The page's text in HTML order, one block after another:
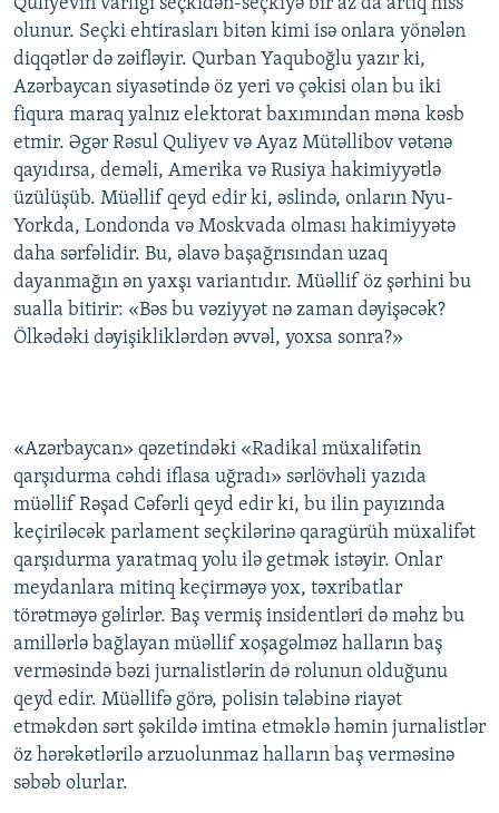
olunur. Seçki ehtirasları bitən kimi isə onlara yönələn
diqqətlər də zəifləyir. Qurban Yaquboğlu yazır ki,
Azərbaycan siyasətində öz yeri və çəkisi olan bu iki
fiqura maraq yalnız elektorat baxımından məna kəsb
etmir. Əgər Rəsul Quliyev və Ayaz Mütəllibov vətənə
qayıdırsa, deməli, Amerika və Rusiya hakimiyyətlə
üzülüşüb. Müəllif qeyd edir ki, əslində, onların Nyu-
Yorkda, Londonda və Moskvada olması hakimiyyətə
daha sərfəlidir. Bu, əlavə başağrısından uzaq
dayanmağın ən yaxşı variantıdır. Müəllif öz şərhini bu
sualla bitirir: «Bəs bu vəziyyət nə zaman dəyişəcək?
Ölkədəki dəyişikliklərdən əvvəl, yoxsa sonra?»
«Azərbaycan» qəzetindəki «Radikal müxalifətin
qarşıdurma cəhdi iflasa uğradı» sərlövhəli yazıda
müəllif Rəşad Cəfərli qeyd edir ki, bu ilin payızında
keçiriləcək parlament seçkilərinə qaragürüh müxalifət
qarşıdurma yaratmaq yolu ilə getmək istəyir. Onlar
meydanlara mitinq keçirməyə yox, təxribatlar
törətməyə gəlirlər. Baş vermiş insidentləri də məhz bu
amillərlə bağlayan müəllif xoşagəlməz halların baş
verməsində bəzi jurnalistlərin də rolunun olduğunu
qeyd edir. Müəllifə görə, polisin tələbinə riayət
etməkdən sərt şəkildə imtina etməklə həmin jurnalistlər
öz hərəkətlərilə arzuolunmaz halların baş verməsinə
səbəb olurlar.